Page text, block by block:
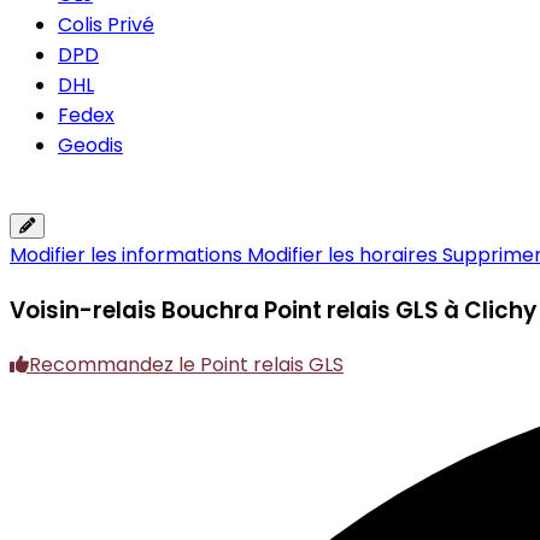
Colis Privé
DPD
DHL
Fedex
Geodis
Modifier les informations Modifier les horaires
Voisin-relais Bouchra Point relais GLS à Clichy
Recommandez le Point relais GLS